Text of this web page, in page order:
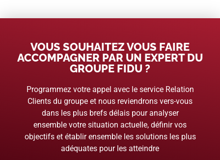
VOUS SOUHAITEZ VOUS FAIRE
ACCOMPAGNER PAR UN EXPERT DU
GROUPE FIDU ?
Programmez votre appel avec le service Relation
Clients du groupe et nous reviendrons vers-vous
dans les plus brefs délais pour analyser
ensemble votre situation actuelle, définir vos
objectifs et établir ensemble les solutions les plus
adéquates pour les atteindre